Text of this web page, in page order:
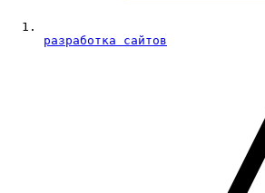
разработка сайтов